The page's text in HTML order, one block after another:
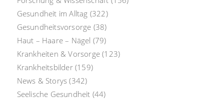
Gesundheit im Alltag (322)
Gesundheitsvorsorge (38)
Haut – Haare – Nägel (79)
Krankheiten & Vorsorge (123)
Krankheitsbilder(159)
News & Storys (342)
Seelische Gesundheit (44)